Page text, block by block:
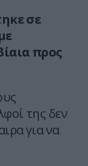
σε
προς
της δεν
για να